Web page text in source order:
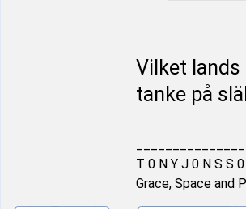
Vilket
tanke på
T 0 N Y J 0 N S S
Grace, Space and